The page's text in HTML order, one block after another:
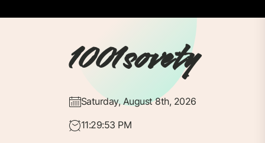
до
1001sovety
Saturday, August 8th, 2026
11:29:53 PM